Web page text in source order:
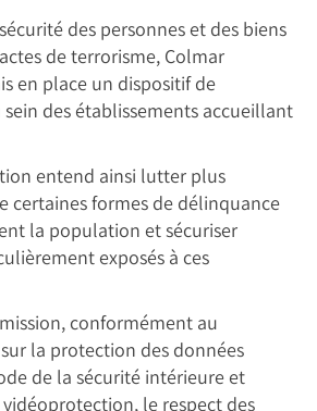
des personnes et des biens
de terrorisme, Colmar
en place un dispositif de
des établissements accueillant
entend ainsi lutter plus
certaines formes de délinquance
la population et sécuriser
exposés à ces
conformément au
la protection des données
de la sécurité intérieure et
le respect des